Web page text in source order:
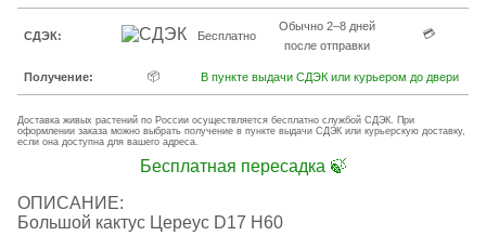
СДЭК: Бесплатно
Обычно 2–8 дней
после отправки
💳
Получение: 📦 В пункте выдачи СДЭК или курьером до двери
Доставка живых растений по России осуществляется бесплатно службой СДЭК. При
оформлении заказа можно выбрать получение в пункте выдачи СДЭК или курьерскую доставку,
если она доступна для вашего адреса.
Бесплатная пересадка 🍃
ОПИСАНИЕ:
Большой кактус Цереус D17 H60